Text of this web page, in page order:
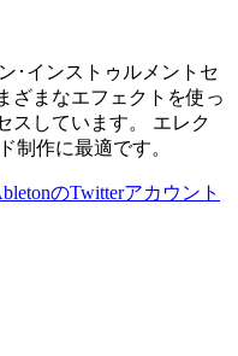
･インストゥルメントセ
ざまなエフェクトを使っ
スしています。 エレク
制作に最適です。
のTwitterアカウント